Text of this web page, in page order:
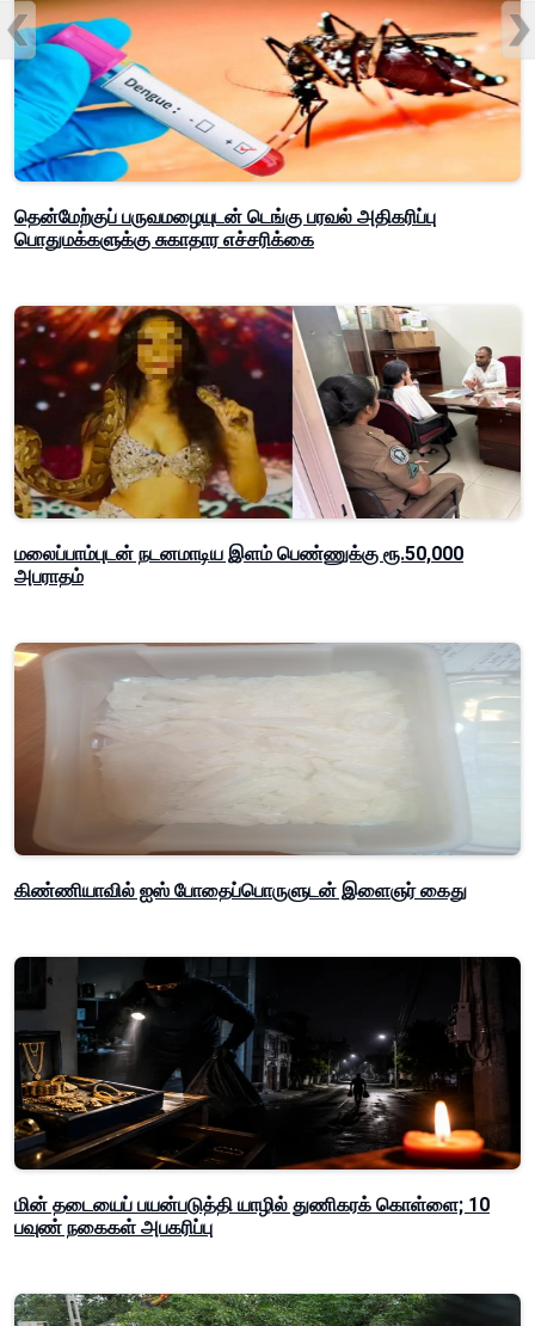
தென்மேற்குப் பருவமழையுடன் டெங்கு பரவல் அதிகரிப்பு
பொதுமக்களுக்கு சுகாதார எச்சரிக்கை
மலைப்பாம்புடன் நடனமாடிய இளம் பெண்ணுக்கு ரூ.50,000
அபராதம்
கிண்ணியாவில் ஐஸ் போதைப்பொருளுடன் இளைஞர் கைது
மின் தடையைப் பயன்படுத்தி யாழில் துணிகரக் கொள்ளை; 10
பவுண் நகைகள் அபகரிப்பு